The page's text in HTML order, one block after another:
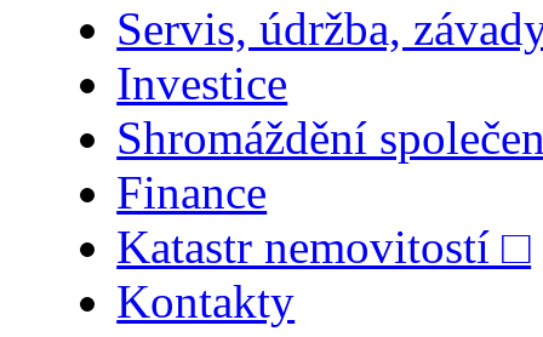
Servis, údržba,
Investice
Shromáždění
Finance
Katastr nemovitostí □
Kontakty